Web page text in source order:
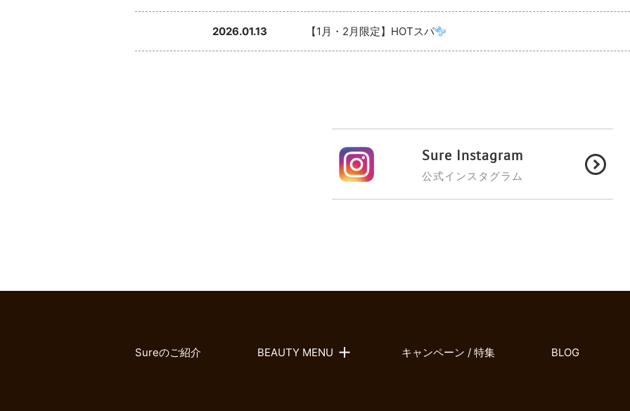
2026.01.13 【1月・2月限定】HOTスパ
Sure Instagram
公式インスタグラム
Sureのご紹介 BEAUTY MENU キャンペーン / 特集 BLOG